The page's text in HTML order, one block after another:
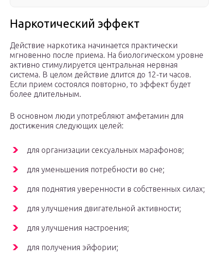
Наркотический эффект
Действие наркотика начинается практически
мгновенно после приема. На биологическом уровне
активно стимулируется центральная нервная
система. В целом действие длится до 12-ти часов.
Если прием состоялся повторно, то эффект будет
более длительным.
В основном люди употребляют амфетамин для
достижения следующих целей:
для организации сексуальных марафонов;
для уменьшения потребности во сне;
для поднятия уверенности в собственных силах;
для улучшения двигательной активности;
для улучшения настроения;
для получения эйфории;